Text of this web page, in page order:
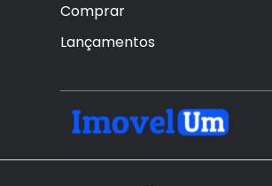
Comprar
Lançamentos